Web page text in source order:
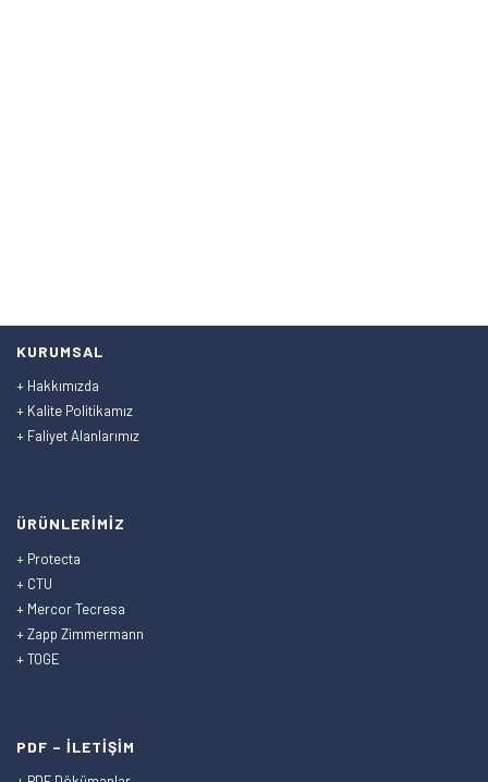
KURUMSAL
+ Hakkımızda
+ Kalite Politikamız
+ Faliyet Alanlarımız
ÜRÜNLERİMİZ
+ Protecta
+ CTU
+ Mercor Tecresa
+ Zapp Zimmermann
+ TOGE
PDF – İLETİŞİM